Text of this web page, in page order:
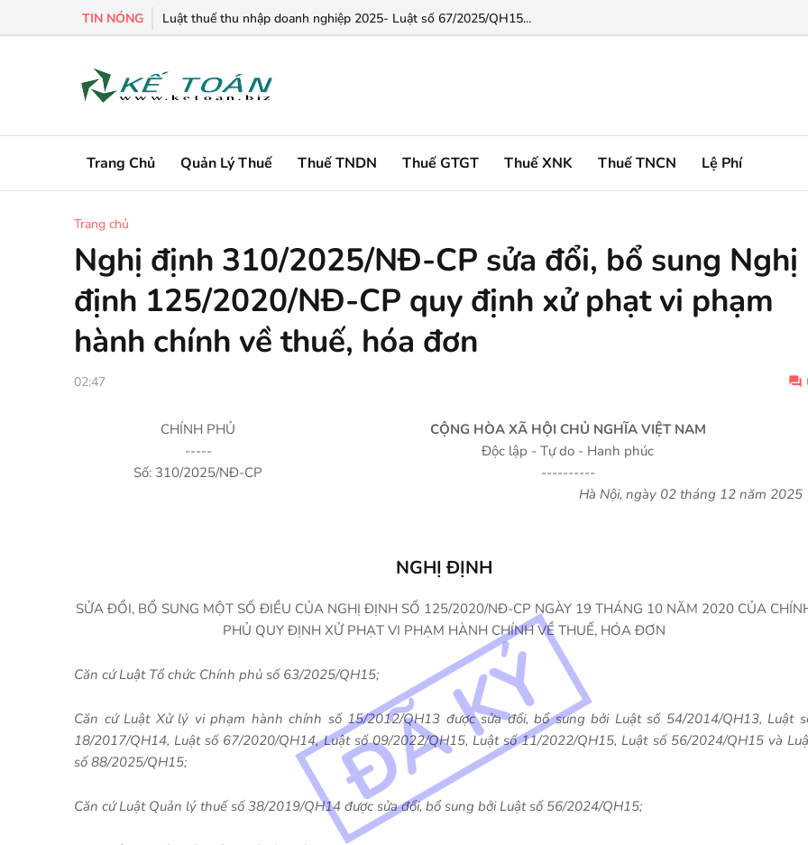
TIN NÓNG Luật thuế thu nhập doanh nghiệp 2025- Luật số 67/2025/QH15...
Chính sách ưu đãi thuế TNDN đối với hoạt động đầu tư...
Trang Chủ Quản Lý Thuế Thuế TNDN Thuế GTGT Thuế XNK Thuế TNCN Lệ Phí
Trang chủ
Nghị định 310/2025/NĐ-CP sửa đổi, bổ sung Nghị
định 125/2020/NĐ-CP quy định xử phạt vi phạm
hành chính về thuế, hóa đơn
02:47
CHÍNH PHỦ
-----
Số: 310/2025/NĐ-CP
CỘNG HÒA XÃ HỘI CHỦ NGHĨA VIỆT NAM
Độc lập - Tự do - Hanh phúc
----------
Hà Nội, ngày 02 tháng 12 năm 2025
NGHỊ ĐỊNH
SỬA ĐỔI, BỔ SUNG MỘT SỐ ĐIỀU CỦA NGHỊ ĐỊNH SỐ 125/2020/NĐ-CP NGÀY 19 THÁNG 10 NĂM 2020 CỦA
PHỦ QUY ĐỊNH XỬ PHẠT VI PHẠM HÀNH CHÍNH VỀ THUẾ, HÓA ĐƠN
Căn cứ Luật Tổ chức Chính phủ số 63/2025/QH15;
Căn cứ Luật Xử lý vi phạm hành chính số 15/2012/QH13 được sửa đổi, bổ sung bởi Luật số 54/2014/QH13, Luật
18/2017/QH14, Luật số 67/2020/QH14, Luật số 09/2022/QH15, Luật số 11/2022/QH15, Luật số 56/2024/QH15 và
số 88/2025/QH15;
Căn cứ Luật Quản lý thuế số 38/2019/QH14 được sửa đổi, bổ sung bởi Luật số 56/2024/QH15;